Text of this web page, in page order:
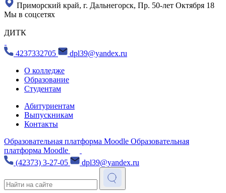
Приморский край, г. Дальнегорск, Пр. 50-лет Октября 18
Мы в соцсетях
ДИТК
4237332705
dpl39@yandex.ru
О колледже
Образование
Студентам
Абитуриентам
Выпускникам
Контакты
Образовательная платформа Moodle Образовательная
платформа Moodle
(42373) 3-27-05
dpl39@yandex.ru